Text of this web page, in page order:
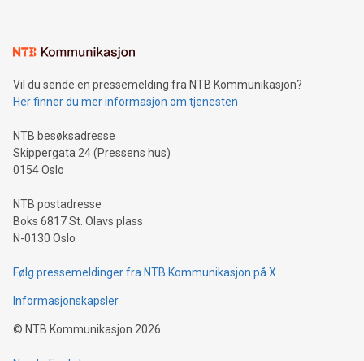
Vil du sende en pressemelding fra NTB Kommunikasjon?
Her finner du mer informasjon om tjenesten
NTB besøksadresse
Skippergata 24 (Pressens hus)
0154 Oslo
NTB postadresse
Boks 6817 St. Olavs plass
N-0130 Oslo
Følg pressemeldinger fra NTB Kommunikasjon på X
Informasjonskapsler
© NTB Kommunikasjon 2026